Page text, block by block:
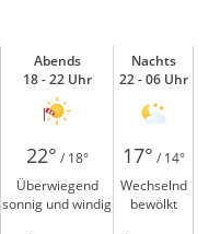
Abends
18 - 22 Uhr
Nachts
22 - 06 Uhr
22° / 18° 17° / 14°
Überwiegend
sonnig und windig
Wechselnd
bewölkt